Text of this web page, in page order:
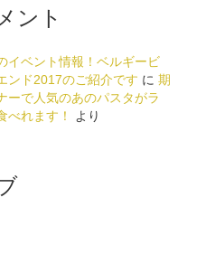
ント
イベント情報！ベルギービ
ンド2017のご紹介です に期
ーで人気のあのパスタがラ
べれます！
より